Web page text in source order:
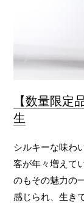
【数量限定
生
シルキーな味わ
客が年々増えて
のもその魅力の
感じられ、生き